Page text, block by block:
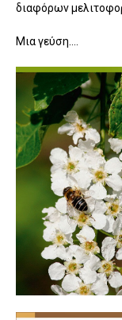
διαφόρων
Μια γεύση....